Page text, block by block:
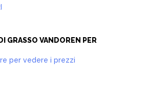
GRASSO VANDOREN PER
per vedere i prezzi